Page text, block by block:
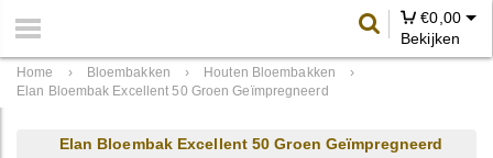
€0,00
Bekijken
Home › Bloembakken › Houten Bloembakken
›
Elan Bloembak Excellent 50 Groen Geïmpregneerd
Elan Bloembak Excellent 50 Groen Geïmpregneerd